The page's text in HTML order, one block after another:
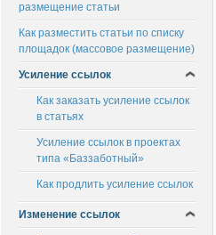
размещение статьи
Как разместить статьи по списку
площадок (массовое размещение)
Усиление ссылок
Как заказать усиление ссылок
в статьях
Усиление ссылок в проектах
типа «Баззаботный»
Как продлить усиление ссылок
Изменение ссылок